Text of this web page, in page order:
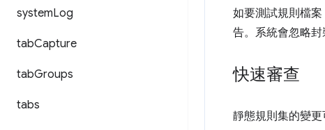
systemLog
tabCapture
tabGroups
tabs
如要測試規則檔案
告。系統會忽略封
快速審查
靜態規則集的變